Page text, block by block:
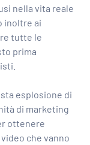
nella vita reale
inoltre ai
tutte le
prima
esplosione di
di marketing
ottenere
che vanno